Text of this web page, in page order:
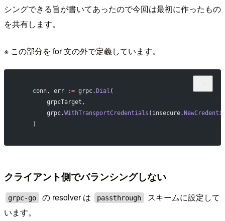
シングできる旨が書いてあったので今回は最初に作ったもの
を共有します。
※ この部分を for 文の外で定義しています。
    conn, err
:= grpc.Dial (
        grpcTarget,
        grpc.
WithTransportCredentials (insecure.
    )
クライアント側でバランシングしない
grpc-go の resolver は passthrough
スキームに設定して
います。